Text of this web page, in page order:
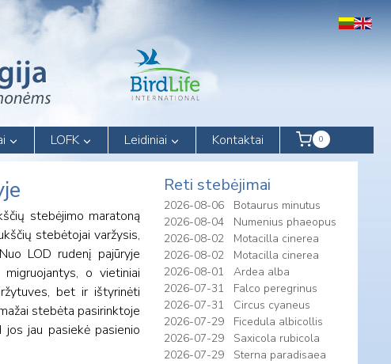
LOFK Leidiniai Kontaktai 0
stebėjimo maratoną
stebėtojai varžysis,
LOD rudenį pajūryje
o vietiniai
bet ir ištyrinėti
stebėta pasirinktoje
jau pasiekė pasienio
Reti stebėjimai
2026-08-06
Botaurus minutus
2026-08-04
Numenius phaeopus
2026-08-02
Motacilla cinerea
2026-08-02
Motacilla cinerea
2026-08-01
Ardea alba
2026-07-31
Falco peregrinus
2026-07-31
Circus cyaneus
2026-07-29
Ficedula albicollis
2026-07-29
Saxicola rubicola
2026-07-29
Sterna paradisaea